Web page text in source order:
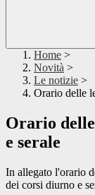
Home >
Novità >
Le notizie >
Orario delle
Orario
e serale
In allegato l'orario
dei corsi diurno e